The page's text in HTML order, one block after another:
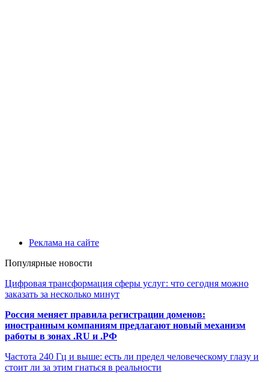
Реклама на сайте
Популярные новости
Цифровая трансформация сферы услуг: что сегодня можно
заказать за несколько минут
Россия меняет правила регистрации доменов:
иностранным компаниям предлагают новый механизм
работы в зонах .RU и .РФ
Частота 240 Гц и выше: есть ли предел человеческому глазу и
стоит ли за этим гнаться в реальности